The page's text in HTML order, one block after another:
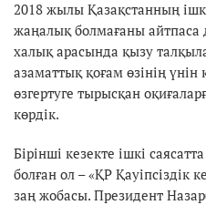
2018 жылы Қазақстанның
жаңалық болмағаны айтпаса
халық арасында қызу
азаматтық қоғам өзінің
өзгертуге тырысқан
көрдік.
Бірінші кезекте ішкі
болған ол – «ҚР Қауіпсіздік
заң жобасы. Президент